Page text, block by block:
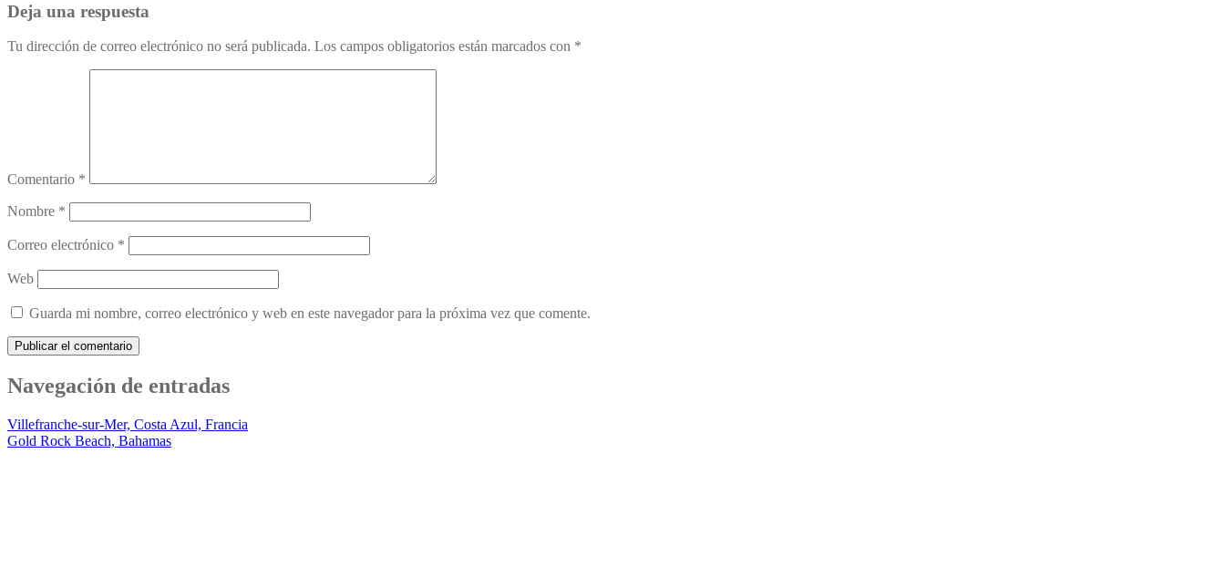
Deja una respuesta
Tu dirección de correo electrónico no será publicada. Los campos obligatorios están marcados con *
Comentario *
Nombre *
Correo electrónico *
Web
Guarda mi nombre, correo electrónico y web en este navegador para la próxima vez que comente.
Navegación de entradas
Villefranche-sur-Mer, Costa Azul, Francia
Gold Rock Beach, Bahamas